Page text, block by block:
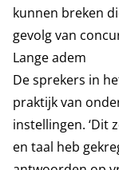
kunnen breken
gevolg van
Lange adem
De sprekers in
praktijk van
instellingen. ‘Dit
en taal heb